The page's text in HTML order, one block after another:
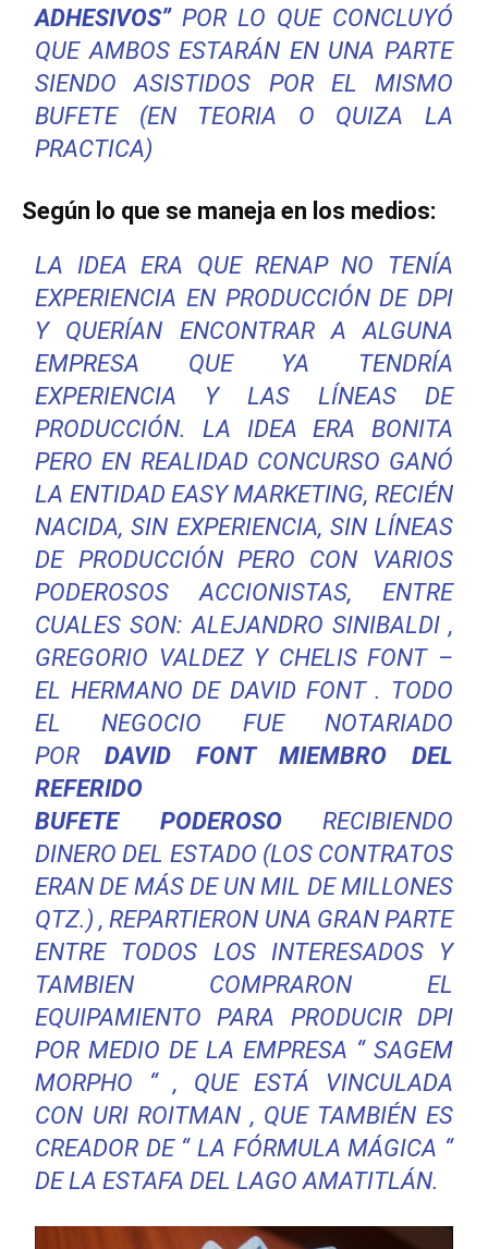
ADHESIVOS” POR LO QUE CONCLUYÓ
QUE AMBOS ESTARÁN EN UNA PARTE
SIENDO ASISTIDOS POR EL MISMO
BUFETE (EN TEORIA O QUIZA LA
PRACTICA)
Según lo que se maneja en los medios:
LA IDEA ERA QUE RENAP NO TENÍA
EXPERIENCIA EN PRODUCCIÓN DE DPI
Y QUERÍAN ENCONTRAR A ALGUNA
EMPRESA QUE YA TENDRÍA
EXPERIENCIA Y LAS LÍNEAS DE
PRODUCCIÓN. LA IDEA ERA BONITA
PERO EN REALIDAD CONCURSO GANÓ
LA ENTIDAD EASY MARKETING, RECIÉN
NACIDA, SIN EXPERIENCIA, SIN LÍNEAS
DE PRODUCCIÓN PERO CON VARIOS
PODEROSOS ACCIONISTAS, ENTRE
CUALES SON: ALEJANDRO SINIBALDI ,
GREGORIO VALDEZ Y CHELIS FONT –
EL HERMANO DE DAVID FONT . TODO
EL NEGOCIO FUE NOTARIADO
POR DAVID FONT MIEMBRO DEL
REFERIDO
BUFETE PODEROSO RECIBIENDO
DINERO DEL ESTADO (LOS CONTRATOS
ERAN DE MÁS DE UN MIL DE MILLONES
QTZ.) , REPARTIERON UNA GRAN PARTE
ENTRE TODOS LOS INTERESADOS Y
TAMBIEN COMPRARON EL
EQUIPAMIENTO PARA PRODUCIR DPI
POR MEDIO DE LA EMPRESA “ SAGEM
MORPHO “ , QUE ESTÁ VINCULADA
CON URI ROITMAN , QUE TAMBIÉN ES
CREADOR DE “ LA FÓRMULA MÁGICA “
DE LA ESTAFA DEL LAGO AMATITLÁN.